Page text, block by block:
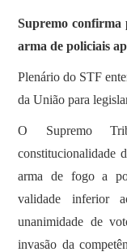
Supremo confirma
arma de policiais
Plenário do STF
da União para
O Supremo
constitucionalidade
arma de fogo a
validade inferior
unanimidade de
invasão da